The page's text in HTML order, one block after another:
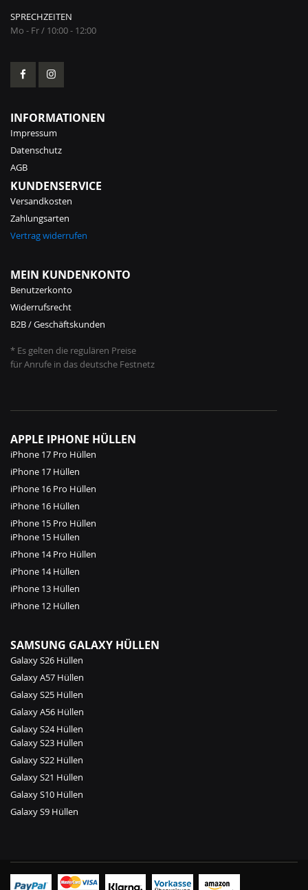
SPRECHZEITEN
Mo - Fr / 10:00 - 12:00
INFORMATIONEN
Impressum
Datenschutz
AGB
KUNDENSERVICE
Versandkosten
Zahlungsarten
Vertrag widerrufen
MEIN KUNDENKONTO
Benutzerkonto
Widerrufsrecht
B2B / Geschäftskunden
* Es gelten die regulären Preise
für Anrufe in das deutsche Festnetz
APPLE IPHONE HÜLLEN
iPhone 17 Pro Hüllen
iPhone 17 Hüllen
iPhone 16 Pro Hüllen
iPhone 16 Hüllen
iPhone 15 Pro Hüllen
iPhone 15 Hüllen
iPhone 14 Pro Hüllen
iPhone 14 Hüllen
iPhone 13 Hüllen
iPhone 12 Hüllen
SAMSUNG GALAXY HÜLLEN
Galaxy S26 Hüllen
Galaxy A57 Hüllen
Galaxy S25 Hüllen
Galaxy A56 Hüllen
Galaxy S24 Hüllen
Galaxy S23 Hüllen
Galaxy S22 Hüllen
Galaxy S21 Hüllen
Galaxy S10 Hüllen
Galaxy S9 Hüllen